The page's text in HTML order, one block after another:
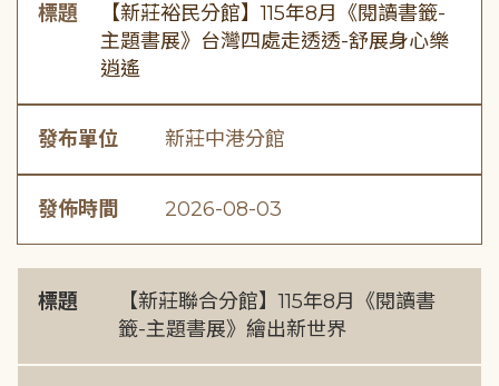
標題
【新莊裕民分館】115年8月《閱讀書籤-
主題書展》台灣四處走透透-舒展身心樂
逍遙
發布單位 新莊中港分館
發佈時間 2026-08-03
標題
【新莊聯合分館】115年8月《閱讀書
籤-主題書展》繪出新世界